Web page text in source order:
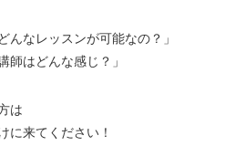
んなレッスンが可能なの？」
師はどんな感じ？」
は
に来てください！